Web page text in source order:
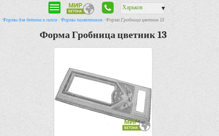
Харьков ▼
Формы для бетона и гипса-Формы памятников- Форма Гробница цветник 13
Форма Гробница цветник 13